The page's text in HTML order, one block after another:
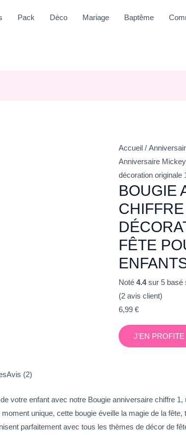
Pack Déco Mariage Baptême
Accueil /
Anniversaire Mickey
décoration originale
BOUGIE
FÊTE
Noté 4.4sur 5 basé
(2 avis client)
6,99 €
J'EN PROFITE
Avis (2)
votre enfant avec notre Bougie anniversaire chiffre
unique, cette bougie éveille la magie de la
parfaitement avec tous les thèmes de décor de